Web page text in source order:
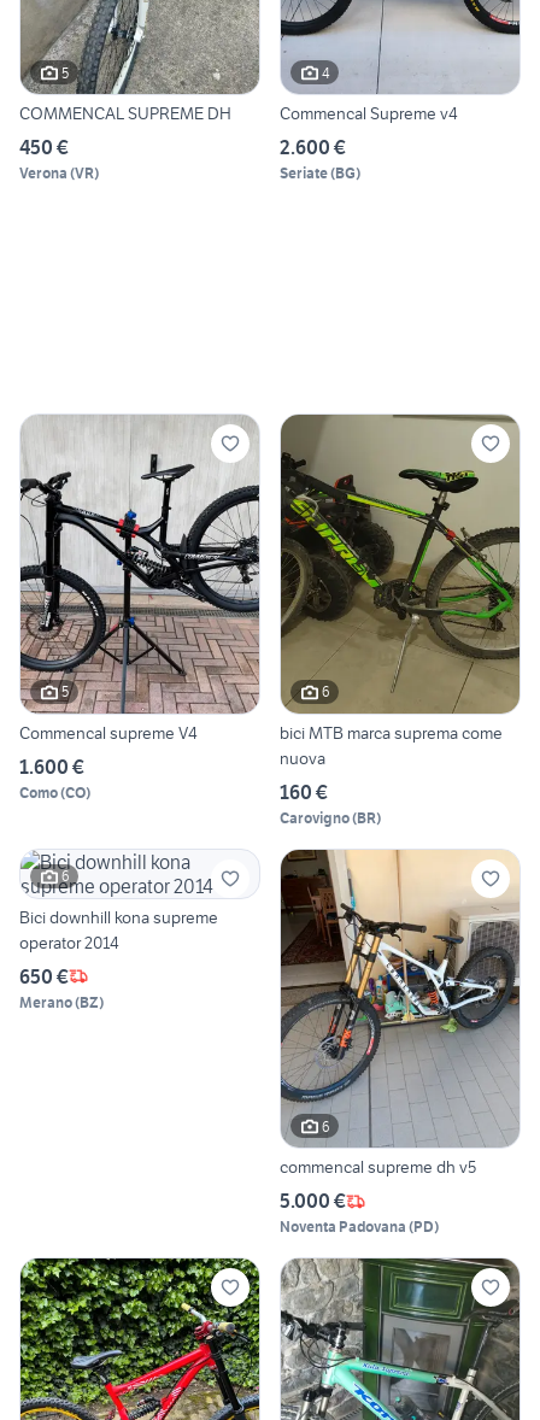
5
COMMENCAL SUPREME DH
450 €
Verona (VR)
4
Commencal Supreme v4
2.600 €
Seriate(BG)
5
Commencal supreme V4
1.600 €
Como(CO)
6
bici MTB marca suprema come
nuova
160 €
Carovigno(BR)
6
Bici downhill kona supreme
operator 2014
650 €
Merano(BZ)
6
commencal supreme dh v5
5.000 €
Noventa Padovana (PD)